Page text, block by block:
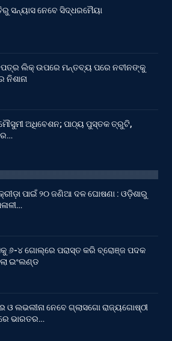
ସନ୍ୟାସ ନେବେ ସିଦ୍ଧରମୈୟା
ଲିକ୍ ଉପରେ ମନ୍ତବ୍ୟ ପରେ ନବୀନଙ୍କୁ
ନିଶାନା
ଅଧିବେଶନ; ପାଠ୍ୟ ପୁସ୍ତକ ତ୍ରୁଟି,
ପାଇଁ ୨୦ ଜଣିଆ ଦଳ ଘୋଷଣା : ଓଡ଼ିଶାରୁ
୬-୪ ଗୋଲ୍‌ରେ ପରାସ୍ତ କରି ବ୍ରୋଞ୍ଜ ପଦକ
ଇଂଲଣ୍ଡ
ଓ ଲଭଲୀନା ନେବେ ଗ୍ଲାସଗୋ ରାଜ୍ୟଗୋଷ୍ଠୀ
ଭାରତର…